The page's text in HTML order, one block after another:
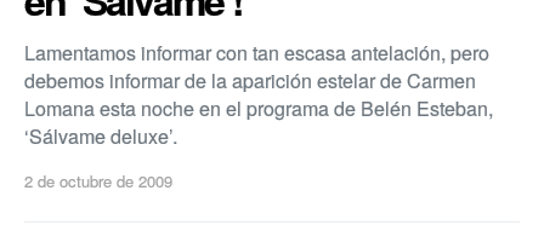
Lamentamos informar con tan escasa antelación, pero
debemos informar de la aparición estelar de Carmen
Lomana esta noche en el programa de Belén Esteban,
‘Sálvame deluxe’.
2 de octubre de 2009